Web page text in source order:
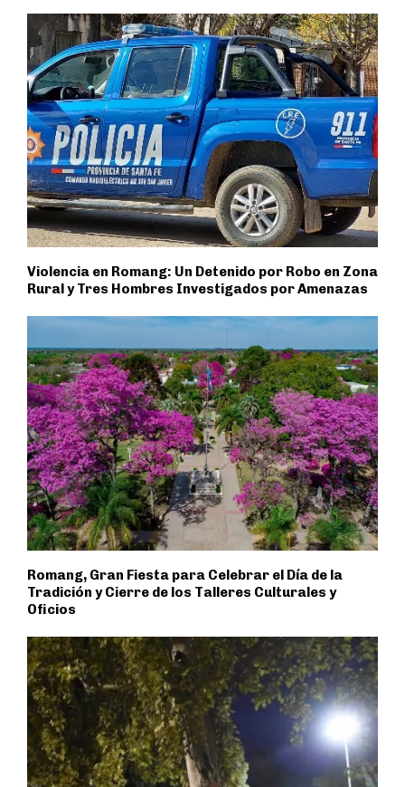
Violencia en Romang: Un Detenido por Robo en Zona
Rural y Tres Hombres Investigados por Amenazas
Romang, Gran Fiesta para Celebrar el Día de la
Tradición y Cierre de los Talleres Culturales y
Oficios